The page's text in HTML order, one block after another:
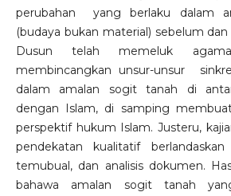
perubahan yang berlaku dalam
(budaya bukan material) sebelum
Dusun telah memeluk
membincangkan unsur-unsur
dalam amalan sogit tanah di
dengan Islam, di samping
perspektif hukum Islam. Justeru,
pendekatan kualitatif
temubual, dan analisis dokumen.
bahawa amalan sogit tanah